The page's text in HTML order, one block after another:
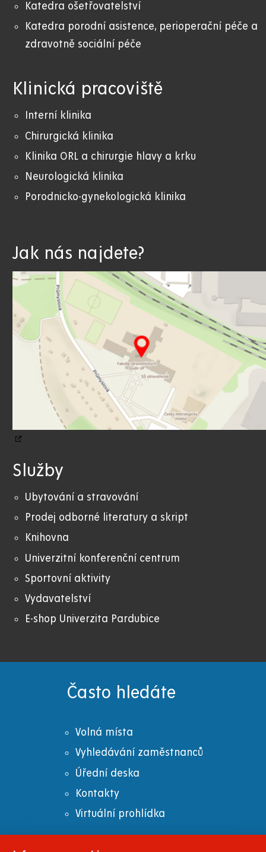
Katedra ošetřovatelství
Katedra porodní asistence, perioperační péče a
zdravotně sociální péče
Klinická pracoviště
Interní klinika
Chirurgická klinika
Klinika ORL a chirurgie hlavy a krku
Neurologická klinika
Porodnicko-gynekologická klinika
Jak nás najdete?
Služby
Ubytování a stravování
Prodej odborné literatury a skript
Knihovna
Univerzitní konferenční centrum
Sportovní aktivity
Vydavatelství
E-shop Univerzita Pardubice
Často hledáte
Volná místa
Vyhledávání zaměstnanců
Úřední deska
Kontakty
Virtuální prohlídka